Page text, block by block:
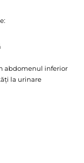
abdomenul inferior
la urinare